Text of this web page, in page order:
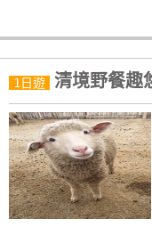
訂
房
Q&A
國
旅
1日遊 清境野餐趣